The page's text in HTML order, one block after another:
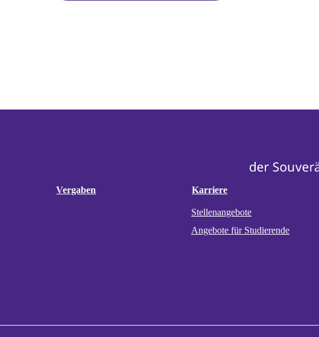
Vergaben Karriere
Stellenangebote
Angebote für Studierende